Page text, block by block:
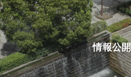
情報公開